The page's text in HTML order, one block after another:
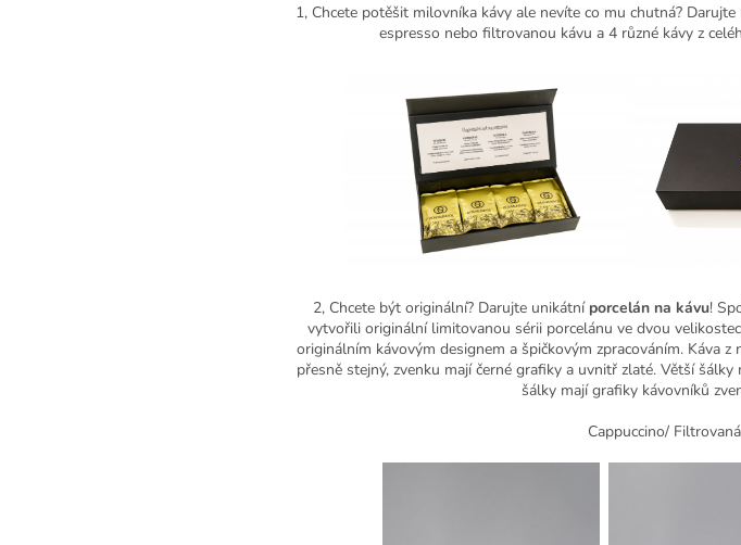
1, Chcete potěšit milovníka kávy ale nevíte co mu chutná? Darujte
espresso nebo filtrovanou kávu a 4 různé kávy z
2, Chcete být originální? Darujte unikátní porcelán na kávu!
vytvořili originální limitovanou sérii porcelánu ve dvou
originálním kávovým designem a špičkovým zpracováním. Káva
přesně stejný, zvenku mají černé grafiky a uvnitř zlaté. Větší
šálky mají grafiky kávovníků
Cappuccino/